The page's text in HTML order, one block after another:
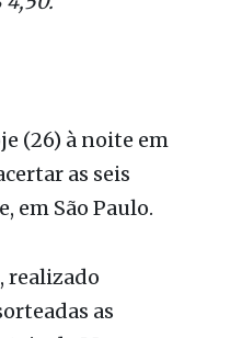
4,50.
(26) à noite em
as seis
em São Paulo.
realizado
as